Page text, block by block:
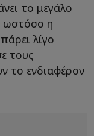
το μεγάλο
ωστόσο η
λίγο
τους
το ενδιαφέρον